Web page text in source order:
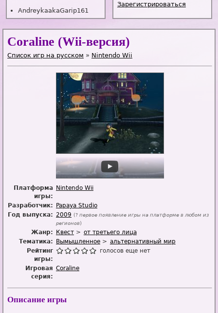
AndreykaakaGarip161
Зарегистрироваться
Coraline (Wii-версия)
Список игр на русском » Nintendo Wii
Платформа
игры:
Nintendo Wii
Разработчик:
Papaya Studio
Год выпуска: 2009 (? первое появление игры на платформе в любом из
регионов)
Жанр: Квест
от третьего лица
Тематика:
Вымышленное
альтернативный мир
Рейтинг
игры:
голосов еще нет
Игровая
серия:
Coraline
Описание игры